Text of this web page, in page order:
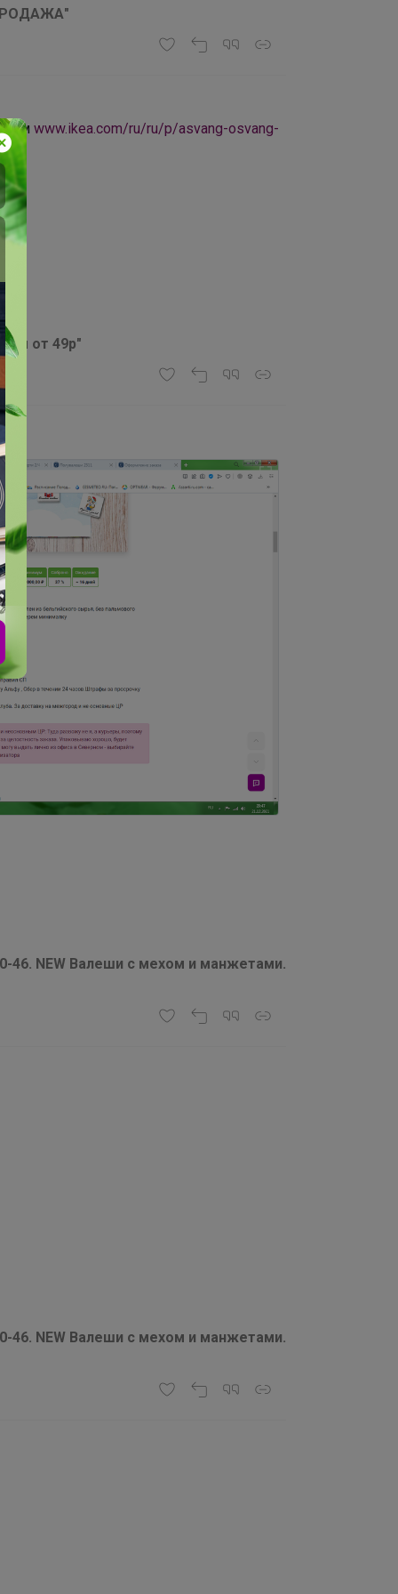
см www.ikea.com/ru/ru/p/asvang-osvang-
от 49р"
NEW Валеши с мехом и манжетами.
NEW Валеши с мехом и манжетами.